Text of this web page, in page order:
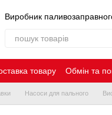
Виробник
товару Обмін та
Насоси для пального